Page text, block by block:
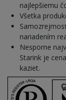
najlepšiemu
Všetka
nariadením
Nesporne
Starink je
kaziet.